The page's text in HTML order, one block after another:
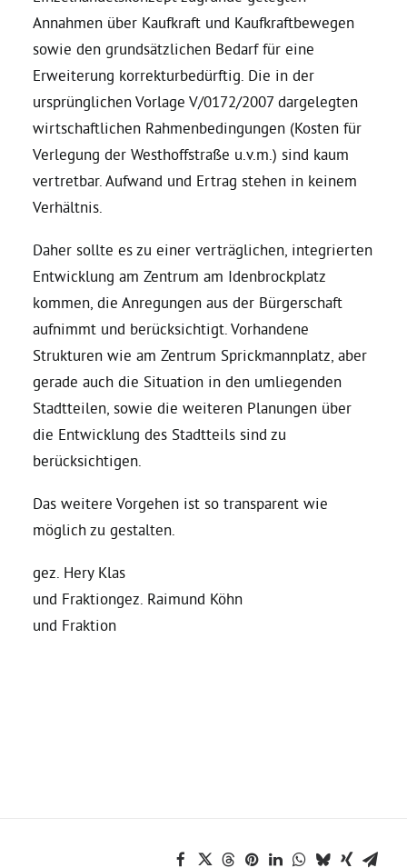
Annahmen über Kaufkraft und Kaufkraftbewegen
sowie den grundsätzlichen Bedarf für eine
Erweiterung korrekturbedürftig. Die in der
ursprünglichen Vorlage V/0172/2007 dargelegten
wirtschaftlichen Rahmenbedingungen (Kosten für
Verlegung der Westhoffstraße u.v.m.) sind kaum
vertretbar. Aufwand und Ertrag stehen in keinem
Verhältnis.
Daher sollte es zu einer verträglichen, integrierten
Entwicklung am Zentrum am Idenbrockplatz
kommen, die Anregungen aus der Bürgerschaft
aufnimmt und berücksichtigt. Vorhandene
Strukturen wie am Zentrum Sprickmannplatz, aber
gerade auch die Situation in den umliegenden
Stadtteilen, sowie die weiteren Planungen über
die Entwicklung des Stadtteils sind zu
berücksichtigen.
Das weitere Vorgehen ist so transparent wie
möglich zu gestalten.
gez. Hery Klas
und Fraktiongez. Raimund Köhn
und Fraktion